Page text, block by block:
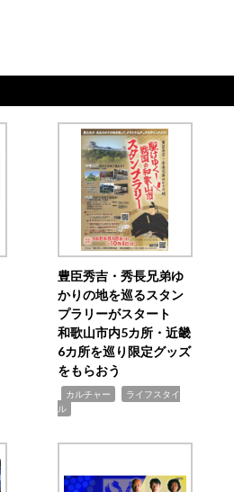
豊臣秀吉・秀長兄弟ゆ
かりの地を巡るスタン
プラリーがスタート
和歌山市内5カ所・近畿
6カ所を巡り限定グッズ
をもらおう
カルチャー
ライフスタイ
ル